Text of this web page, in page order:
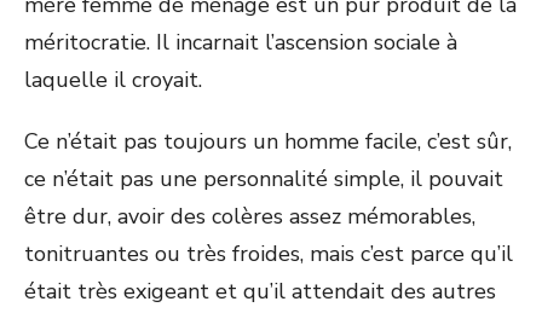
méritocratie. Il incarnait l’ascension sociale à
laquelle il croyait.
Ce n’était pas toujours un homme facile, c’est sûr,
ce n’était pas une personnalité simple, il pouvait
être dur, avoir des colères assez mémorables,
tonitruantes ou très froides, mais c’est parce qu’il
était très exigeant et qu’il attendait des autres